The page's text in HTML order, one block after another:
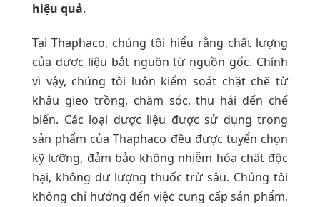
hiệu quả.
Tại Thaphaco, chúng tôi hiểu rằng chất lượng
của dược liệu bắt nguồn từ nguồn gốc. Chính
vì vậy, chúng tôi luôn kiểm soát chặt chẽ từ
khâu gieo trồng, chăm sóc, thu hái đến chế
biến. Các loại dược liệu được sử dụng trong
sản phẩm của Thaphaco đều được tuyển chọn
kỹ lưỡng, đảm bảo không nhiễm hóa chất độc
hại, không dư lượng thuốc trừ sâu. Chúng tôi
không chỉ hướng đến việc cung cấp sản phẩm,